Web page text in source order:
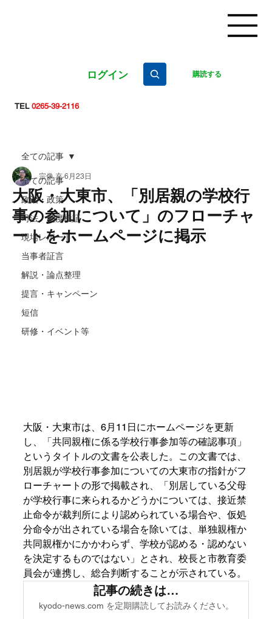
ログイン 購読する
TEL0265-39-2116
全ての記事
政治・政策
司法・制度検証
現場レポート
当事者証言
解説・論点整理
提言・キャンペーン
短信
研修・イベント等
全ての記事
大阪・大東市、「別居親の学校行
事の参加について」のフローチャ
ートをホームページに掲示
宗像 充 6月23日
大阪・大東市は、6月11日にホームページを更新
し、「共同親権に係る学校行事参加等の確認事項」
というタイトルの文書を公表した。この文書では、
別居親が学校行事参加についての大東市の指針がフ
ローチャートの形で掲載され、「別居している父母
が学校行事に来られるかどうかについては、接近禁
止命令が裁判所により認められている場合や、仮処
分命令が出されている場合を除いては、単独親権か
共同親権かにかかわらず、学校が認める・認めない
を決定するものではない」とされ、校長と市教育委
員会が連携し、総合判断することが示されている。
記事の続きは…
kyodo-news.com を定期購読してお読みください。